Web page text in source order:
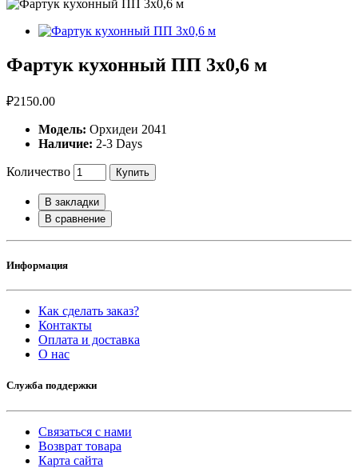
Фартук кухонный ПП 3х0,6 м
₽2150.00
Модель: Орхидеи 2041
Наличие: 2-3 Days
Количество Купить
В закладки
В сравнение
Информация
Как сделать заказ?
Контакты
Оплата и доставка
O нас
Служба поддержки
Связаться с нами
Возврат товара
Карта сайта